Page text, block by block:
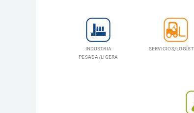
INDUSTRIA
PESADA/LIGERA
SERVICIOS/